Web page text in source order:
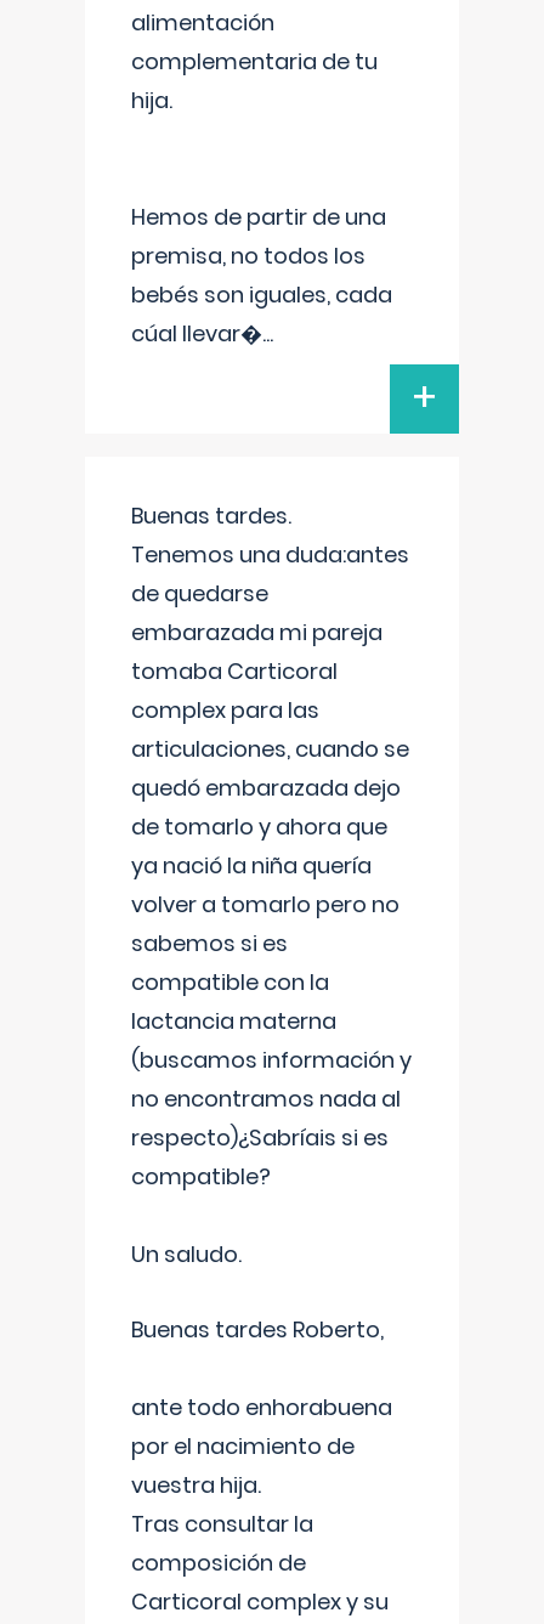
alimentación
complementaria de tu
hija.
Hemos de partir de una
premisa, no todos los
bebés son iguales, cada
cúal llevar�...
+
Buenas tardes.
Tenemos una duda:antes
de quedarse
embarazada mi pareja
tomaba Carticoral
complex para las
articulaciones, cuando se
quedó embarazada dejo
de tomarlo y ahora que
ya nació la niña quería
volver a tomarlo pero no
sabemos si es
compatible con la
lactancia materna
(buscamos información y
no encontramos nada al
respecto)¿Sabríais si es
compatible?
Un saludo.
Buenas tardes Roberto,
ante todo enhorabuena
por el nacimiento de
vuestra hija.
Tras consultar la
composición de
Carticoral complex y su